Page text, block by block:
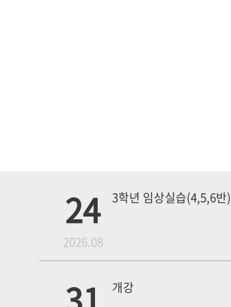
24
2026.08
3학년 임상실습(4,5,6반)
개강